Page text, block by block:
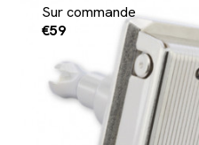
Sur commande
€59